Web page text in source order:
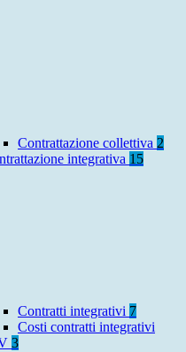
Contrattazione collettiva 2
integrativa 15
Contratti integrativi 7
Costi contratti integrativi
3